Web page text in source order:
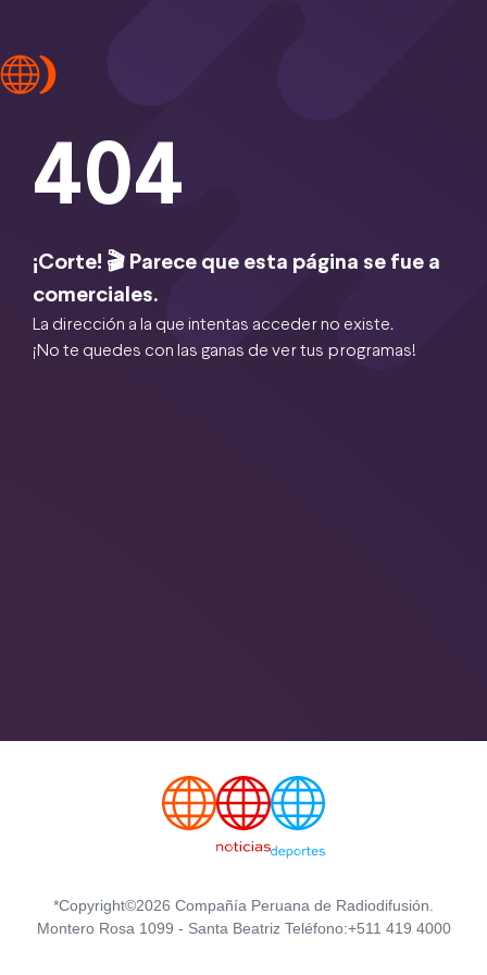
404
¡Corte! 🎬 Parece que esta página se fue a
comerciales.
La dirección a la que intentas acceder no existe.
¡No te quedes con las ganas de ver tus programas!
*Copyright©2026 Compañía Peruana de Radiodifusión.
Montero Rosa 1099 - Santa Beatriz Teléfono:+511 419 4000